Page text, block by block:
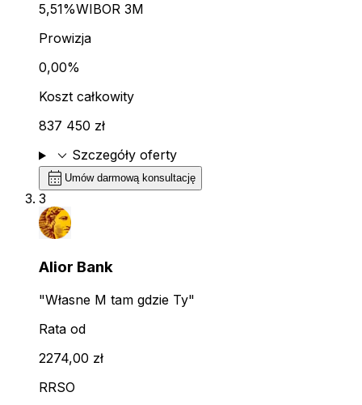
5,51%WIBOR 3M
Prowizja
0,00%
Koszt całkowity
837 450 zł
expand_more Szczegóły oferty
calendar_month Umów darmową konsultację
3
Alior Bank
"Własne M tam gdzie Ty"
Rata od
2274,00 zł
RRSO